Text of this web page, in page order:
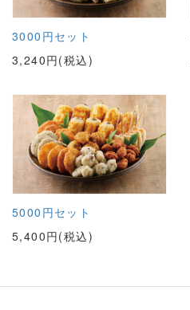
3000円セット
3,240円(税込)
5000円セット
5,400円(税込)